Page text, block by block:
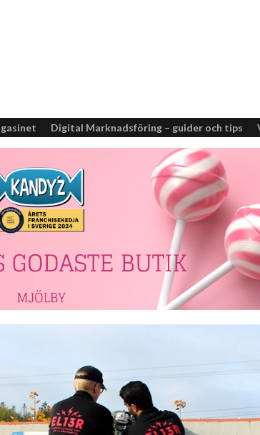
Digital Marknadsföring – guider och tips